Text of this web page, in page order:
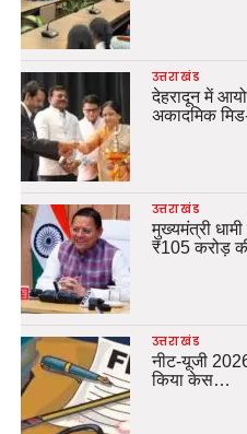
उत्तराखंड
देहरादून में
अकादमिक
उत्तराखंड
मुख्यमंत्री
₹105 करोड़
उत्तराखंड
नीट-यूजी
किया केस…